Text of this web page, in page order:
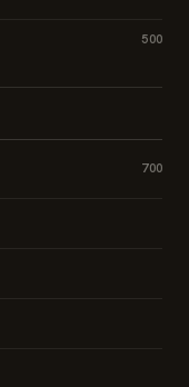
500
700